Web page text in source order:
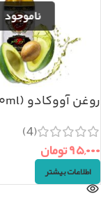
روغن آووکادو (۳۰ml)
(4)
۹۵,۰۰۰تومان
اطلاعات بیشتر